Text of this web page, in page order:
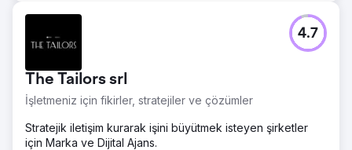
The Tailors srl
İşletmeniz için fikirler, stratejiler ve çözümler
4.7
Stratejik iletişim kurarak işini büyütmek isteyen şirketler
için Marka ve Dijital Ajans.